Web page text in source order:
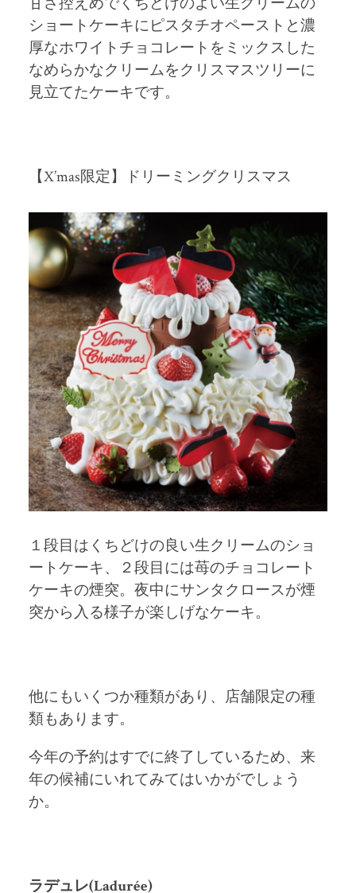
ショートケーキにピスタチオペーストと濃
厚なホワイトチョコレートをミックスした
なめらかなクリームをクリスマスツリーに
見立てたケーキです。
【X’mas限定】ドリーミングクリスマス
１段目はくちどけの良い生クリームのショ
ートケーキ、２段目には苺のチョコレート
ケーキの煙突。夜中にサンタクロースが煙
突から入る様子が楽しげなケーキ。
他にもいくつか種類があり、店舗限定の種
類もあります。
今年の予約はすでに終了しているため、来
年の候補にいれてみてはいかがでしょう
か。
ラデュレ(Ladurée)